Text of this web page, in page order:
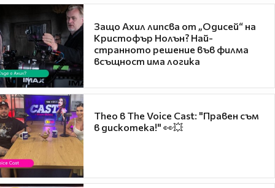
Защо Ахил липсва от „Одисей“ на
Кристофър Нолън? Най-
странното решение във филма
всъщност има логика
Theo в The Voice Cast: "Правен съм
в дискотека!" 👀💥